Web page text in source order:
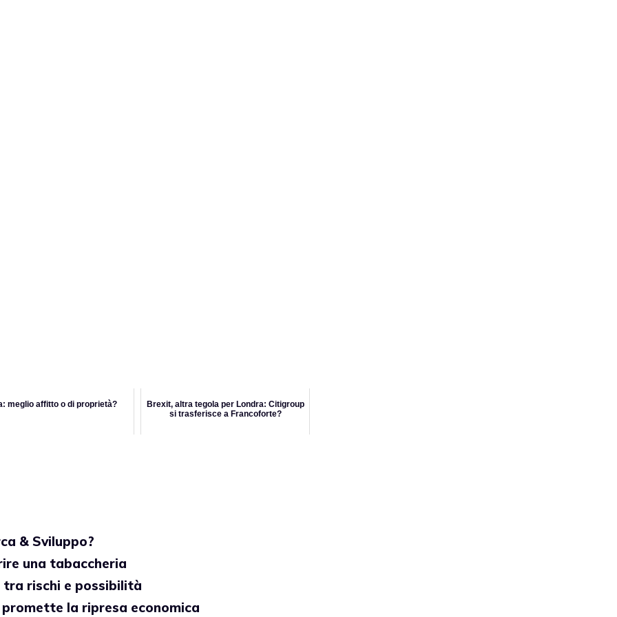
meglio affitto o di proprietà?
Brexit, altra tegola per Londra: Citigroup
si trasferisce a Francoforte?
& Sviluppo?
una tabaccheria
rischi e possibilità
la ripresa economica